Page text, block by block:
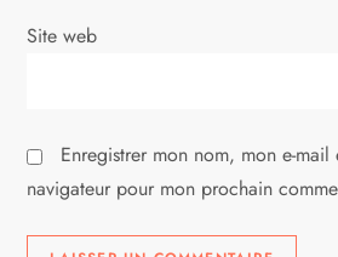
i
l
e
Site web
Enregistrer mon nom, mon e-
navigateur pour mon prochain